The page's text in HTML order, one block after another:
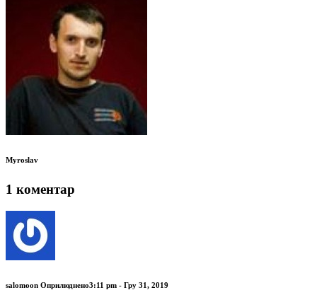
Myroslav
1 коментар
salomoon Оприлюднено3:11 pm - Гру 31, 2019